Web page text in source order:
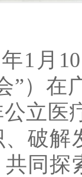
年1月
”）在
立医
、破解
同探